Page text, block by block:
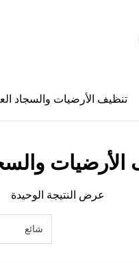
تنظيف الأرضيات والسجاد
الأرضيات
عرض النتيجة الوحيدة